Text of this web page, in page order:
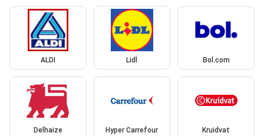
ALDI Lidl Bol.com
Delhaize Hyper Carrefour Kruidvat